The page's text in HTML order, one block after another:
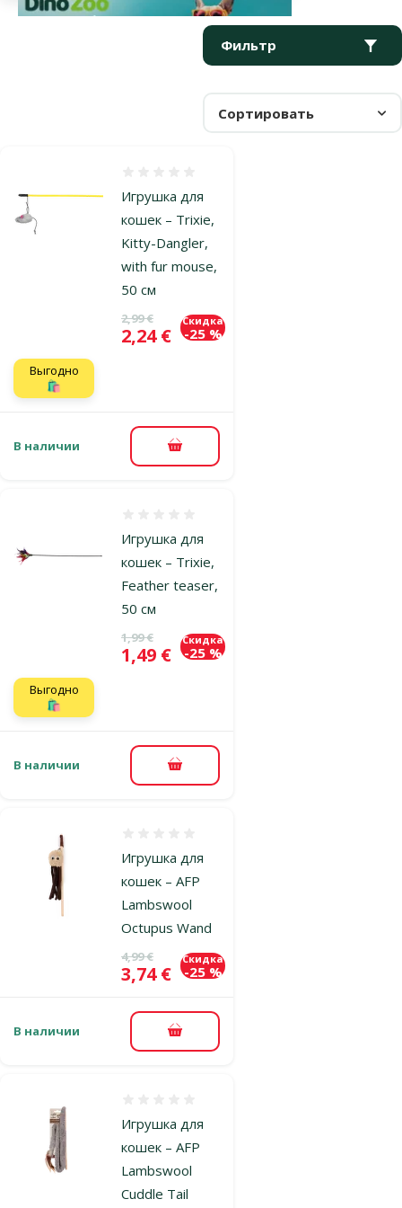
Фильтр
Сортировать
Продукты в категории Прочие игрушки для хорьков
Игрушка для
кошек – Trixie,
Kitty-Dangler,
with fur mouse,
50 см
Исходная цена
2,99 €
Цена
2,24 €
Скидка
-25 %
Выгодно
🛍️
В наличии В корзину
Игрушка для
кошек – Trixie,
Feather teaser,
50 см
Исходная цена
1,99 €
Цена
1,49 €
Скидка
-25 %
Выгодно
🛍️
В наличии В корзину
Игрушка для
кошек – AFP
Lambswool
Octupus Wand
Исходная цена
4,99 €
Цена
3,74 €
Скидка
-25 %
В наличии В корзину
Игрушка для
кошек – AFP
Lambswool
Cuddle Tail